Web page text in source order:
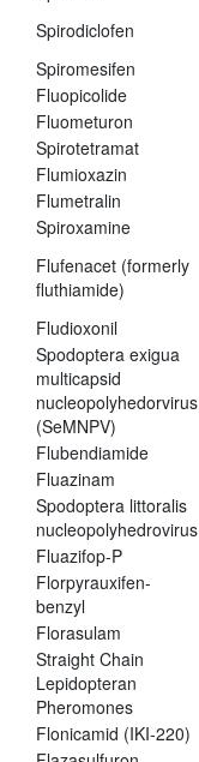
Spirodiclofen
Spiromesifen
Fluopicolide
Fluometuron
Spirotetramat
Flumioxazin
Flumetralin
Spiroxamine
Flufenacet (formerly
fluthiamide)
Fludioxonil
Spodoptera exigua
multicapsid
nucleopolyhedorvirus
(SeMNPV)
Flubendiamide
Fluazinam
Spodoptera littoralis
nucleopolyhedrovirus
Fluazifop-P
Florpyrauxifen-
benzyl
Florasulam
Straight Chain
Lepidopteran
Pheromones
Flonicamid (IKI-220)